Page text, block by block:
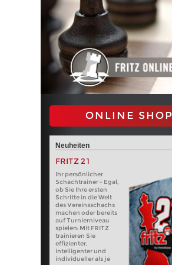
ONLINE SHOP
Neuheiten
FRITZ 21
Ihr persönlicher
Schachtrainer - Egal,
ob Sie Ihre ersten
Schritte in die Welt
des Vereinsschachs
machen oder bereits
auf Turnierniveau
spielen: Mit FRITZ
trainieren Sie
effizienter,
intelligenter und
individueller als je